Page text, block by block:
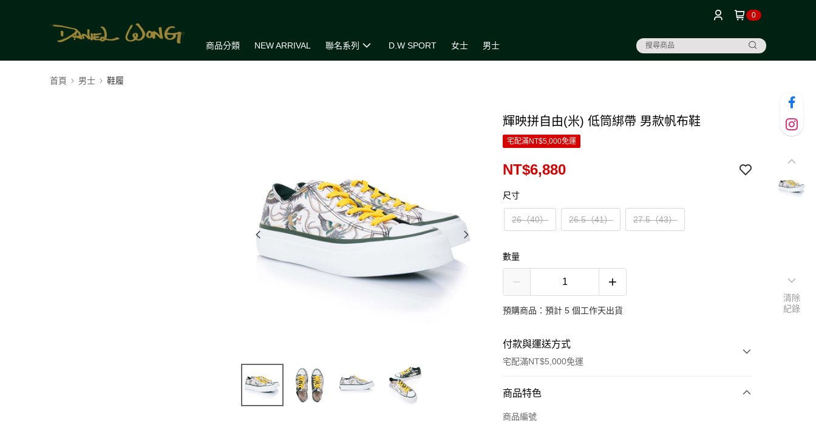
0
商品分類 NEW ARRIVAL 聯名系列 D.W SPORT 女士 男士
首頁 男士 鞋履
輝映拼自由(米) 低筒綁帶 男款帆布鞋
宅配滿NT$5,000免運
NT$6,880
尺寸
26（40） 26.5（41） 27.5（43）
數量
預購商品：預計 5 個工作天出貨
付款與運送方式
宅配滿NT$5,000免運
付款方式
信用卡一次付款
商品特色
商品編號
清除
紀錄